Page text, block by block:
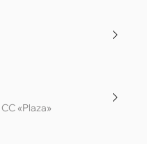
«Plaza»